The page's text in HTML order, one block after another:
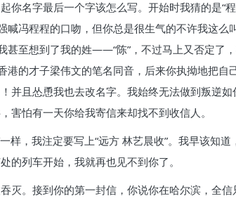
你名字最后一个字该怎么写。开始时我猜的是“
喊冯程程的口吻，但你总是很生气的不许我这么
甚至想到了我的姓——“陈”，不过马上又否定了
港的才子梁伟文的笔名同音，后来你执拗地把自
且怂恿我也去改名字。我始终无法做到叛逆如
害怕有一天你给我寄信来却找不到收信人。
样，我注定要写上“远方 林艺晨收”。我早该知
的列车开始，我就再也见不到你了。
灭。接到你的第一封信，你说你在哈尔滨，全